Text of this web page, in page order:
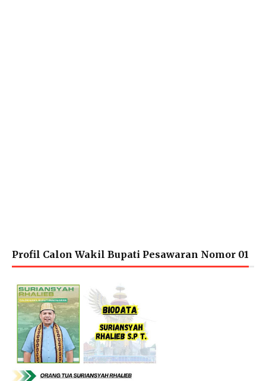
Profil Calon Wakil Bupati Pesawaran Nomor 01